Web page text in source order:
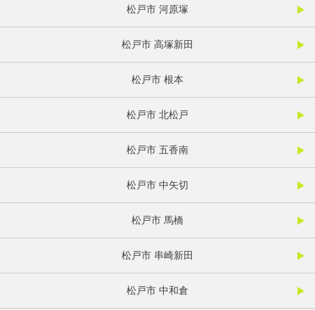
松戸市 河原塚
松戸市 高塚新田
松戸市 根本
松戸市 北松戸
松戸市 五香南
松戸市 中矢切
松戸市 馬橋
松戸市 串崎新田
松戸市 中和倉